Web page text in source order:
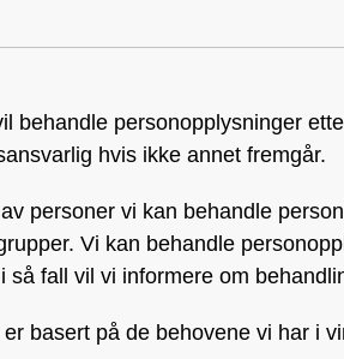
behandle personopplysninger
hvis ikke annet fremgår.
personer vi kan behandle
Vi kan behandle
fall vil vi informere om
basert på de behovene vi har i